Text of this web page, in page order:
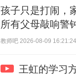
孩子只是打闹，
所有父母敲响警
教师吧 2026-08-09 16:21:24
王虹的学习